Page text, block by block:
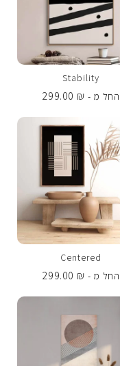
Stability
החל מ -
299.00 ₪
Centered
החל מ -
299.00 ₪